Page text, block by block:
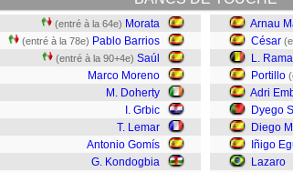
(entré à la 64e) Morata
(entré à la 78e) Pablo Barrios
(entré à la 90+4e) Saúl
Marco Moreno
M. Doherty
I. Grbic
T. Lemar
Antonio Gomís
G. Kondogbia
Arnau
César
L.
Portillo
Adri
Dyego
Diego
Iñigo
Lazaro